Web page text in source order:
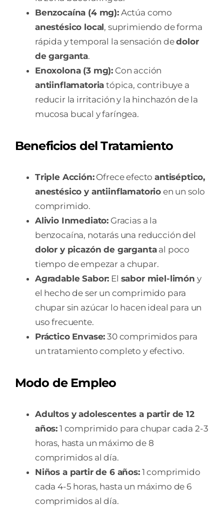
Benzocaína (4 mg):Actúa como
anestésico local, suprimiendo de forma
rápida y temporal la sensación dedolor
de garganta.
Enoxolona (3 mg): Con acción
antiinflamatoria tópica, contribuye a
reducir la irritación y la hinchazón de la
mucosa bucal y faríngea.
Beneficios del Tratamiento
Triple Acción:Ofrece efectoantiséptico,
anestésico y antiinflamatorio en un solo
comprimido.
Alivio Inmediato: Gracias a la
benzocaína, notarás una reducción del
dolor y picazón de gargantaal poco
tiempo de empezar a chupar.
Agradable Sabor: El sabor miel-limón y
el hecho de ser un comprimido para
chupar sin azúcar lo hacen ideal para un
uso frecuente.
Práctico Envase: 30 comprimidos para
un tratamiento completo y efectivo.
Modo de Empleo
Adultos y adolescentes a partir de 12
años: 1 comprimido para chupar cada 2-3
horas, hasta un máximo de 8
comprimidos al día.
Niños a partir de 6 años:1 comprimido
cada 4-5 horas, hasta un máximo de 6
comprimidos al día.